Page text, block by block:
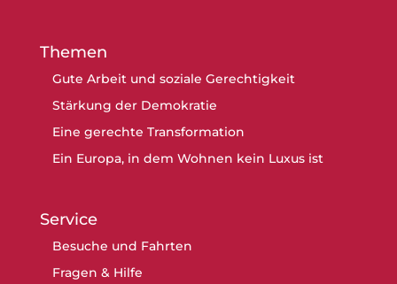
Themen
Gute Arbeit und soziale Gerechtigkeit
Stärkung der Demokratie
Eine gerechte Transformation
Ein Europa, in dem Wohnen kein Luxus ist
Service
Besuche und Fahrten
Fragen & Hilfe